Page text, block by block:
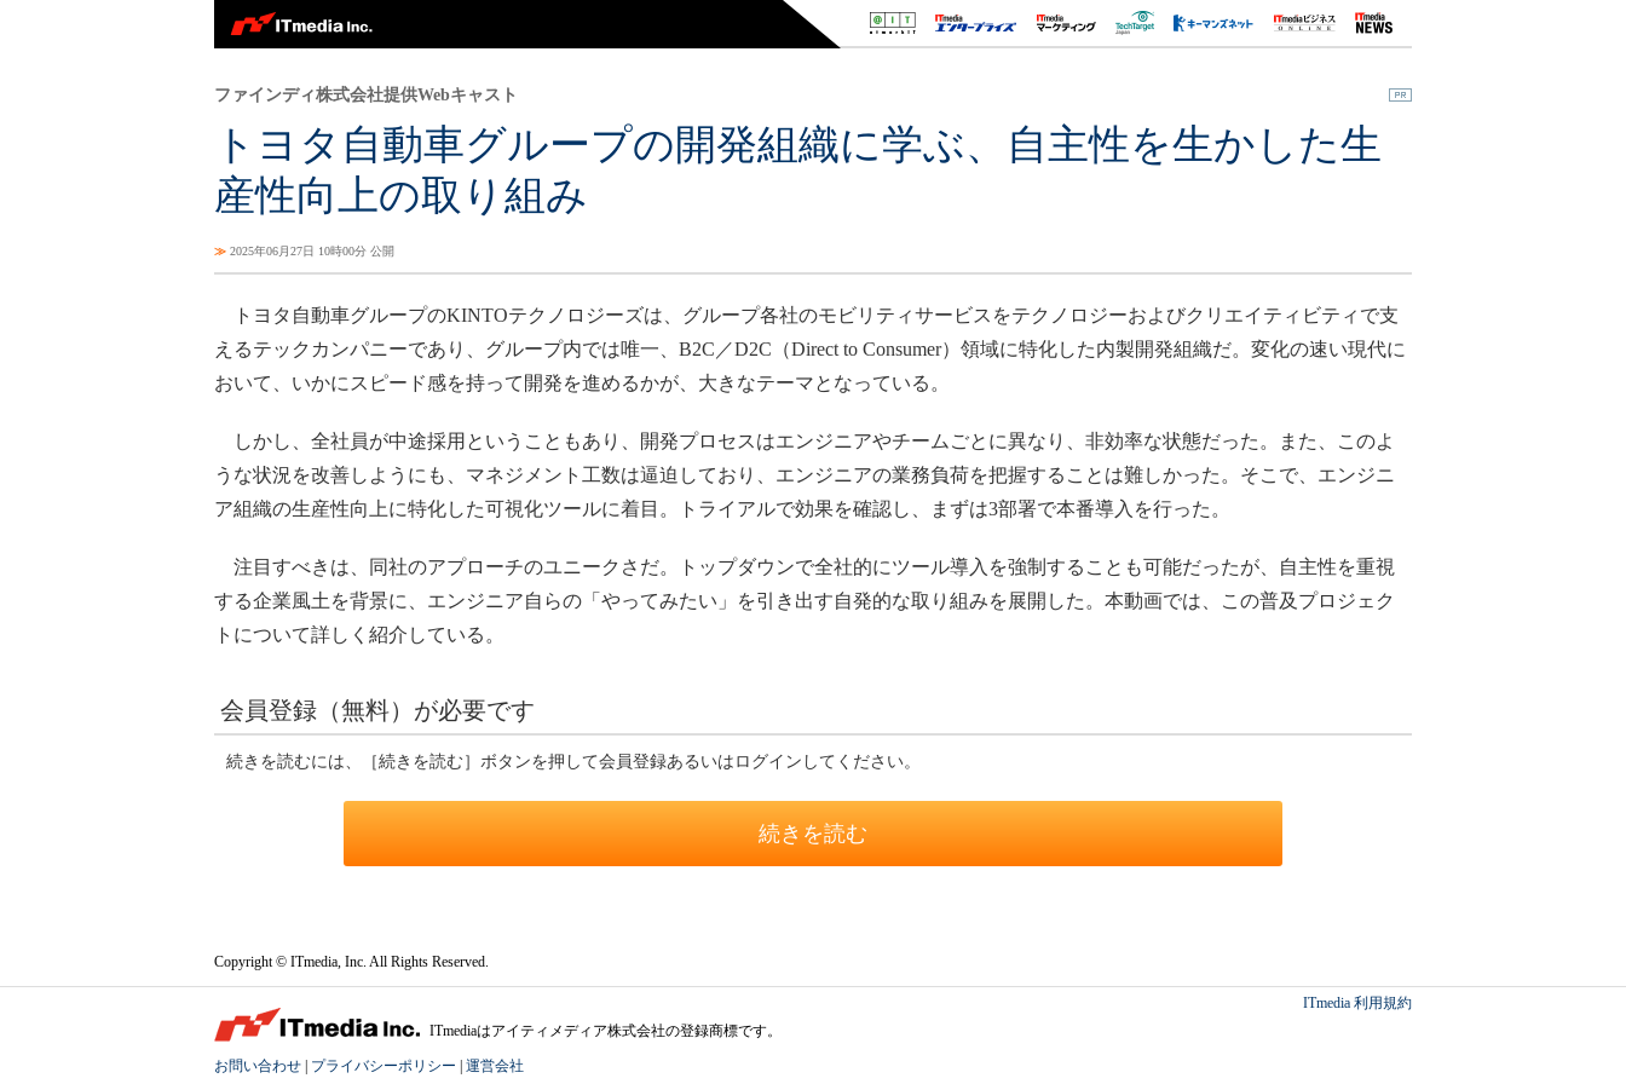
トヨタ自動車グループの開発組織に学ぶ、自主性を生かした生
産性向上の取り組み
ファインディ株式会社提供Webキャスト
≫ 2025年06月27日 10時00分 公開
トヨタ自動車グループのKINTOテクノロジーズは、グループ各社のモビリティサービスをテクノロジーおよびクリエイティビティで支
えるテックカンパニーであり、グループ内では唯一、B2C／D2C（Direct to Consumer）領域に特化した内製開発組織だ。変化の速い現代に
おいて、いかにスピード感を持って開発を進めるかが、大きなテーマとなっている。
しかし、全社員が中途採用ということもあり、開発プロセスはエンジニアやチームごとに異なり、非効率な状態だった。また、このよ
うな状況を改善しようにも、マネジメント工数は逼迫しており、エンジニアの業務負荷を把握することは難しかった。そこで、エンジニ
ア組織の生産性向上に特化した可視化ツールに着目。トライアルで効果を確認し、まずは3部署で本番導入を行った。
注目すべきは、同社のアプローチのユニークさだ。トップダウンで全社的にツール導入を強制することも可能だったが、自主性を重視
する企業風土を背景に、エンジニア自らの「やってみたい」を引き出す自発的な取り組みを展開した。本動画では、この普及プロジェク
トについて詳しく紹介している。
会員登録（無料）が必要です
続きを読むには、［続きを読む］ボタンを押して会員登録あるいはログインしてください。
続きを読む
Copyright © ITmedia, Inc. All Rights Reserved.
ITmedia 利用規約
ITmediaはアイティメディア株式会社の登録商標です。
お問い合わせ プライバシーポリシー 運営会社